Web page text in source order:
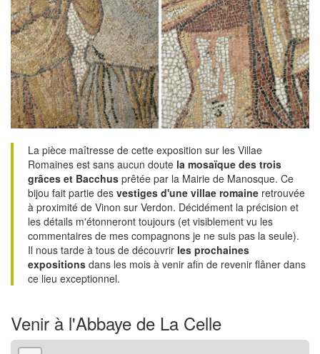
La pièce maîtresse de cette exposition sur les Villae
Romaines est sans aucun doute la mosaïque des trois
grâces et Bacchus prêtée par la Mairie de Manosque. Ce
bijou fait partie des vestiges d'une villae romaine retrouvée
à proximité de Vinon sur Verdon. Décidément la précision et
les détails m'étonneront toujours (et visiblement vu les
commentaires de mes compagnons je ne suis pas la seule).
Il nous tarde à tous de découvrir les prochaines
expositions dans les mois à venir afin de revenir flâner dans
ce lieu exceptionnel.
Venir à l'Abbaye de La Celle